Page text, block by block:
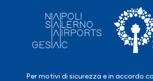
Per motivi di sicurezza e in accordo